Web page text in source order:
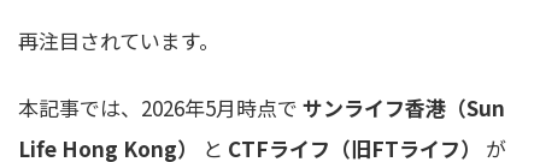
再注目されています。
本記事では、2026年5月時点で サンライフ香港（Sun
Life Hong Kong）
と CTFライフ（旧FTライフ）
が